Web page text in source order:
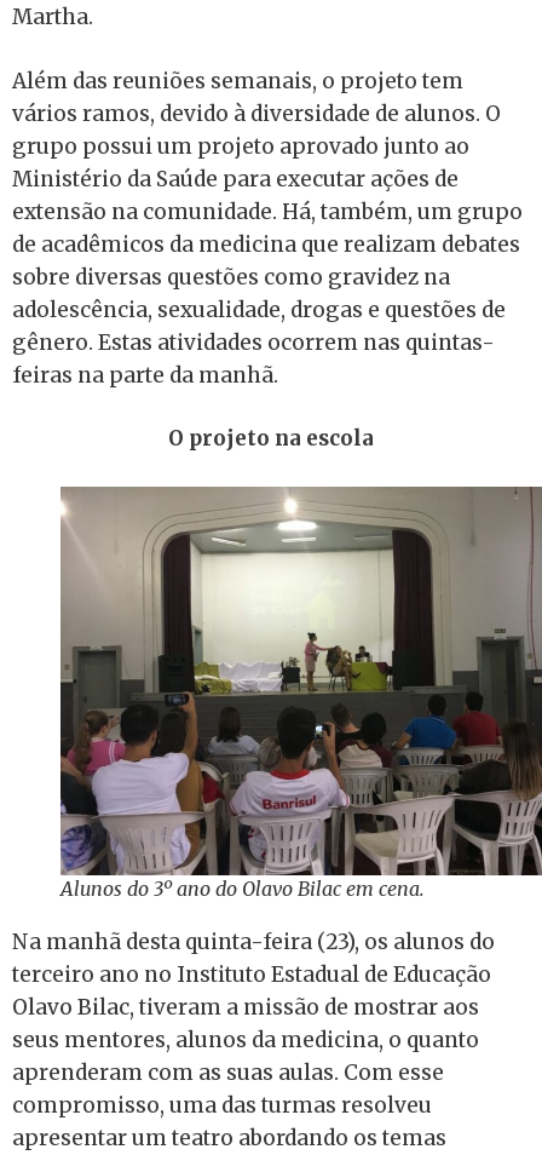
Martha.
Além das reuniões semanais, o projeto tem
vários ramos, devido à diversidade de alunos. O
grupo possui um projeto aprovado junto ao
Ministério da Saúde para executar ações de
extensão na comunidade. Há, também, um grupo
de acadêmicos da medicina que realizam debates
sobre diversas questões como gravidez na
adolescência, sexualidade, drogas e questões de
gênero. Estas atividades ocorrem nas quintas-
feiras na parte da manhã.
O projeto na escola
Alunos do 3º ano do Olavo Bilac em cena.
Na manhã desta quinta-feira (23), os alunos do
terceiro ano no Instituto Estadual de Educação
Olavo Bilac, tiveram a missão de mostrar aos
seus mentores, alunos da medicina, o quanto
aprenderam com as suas aulas. Com esse
compromisso, uma das turmas resolveu
apresentar um teatro abordando os temas